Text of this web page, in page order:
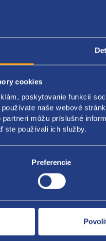
cookies
poskytovanie funkcií
naše webové
môžu príslušné
ste používali ich služby.
Preferencie
so zasielaním obchodných